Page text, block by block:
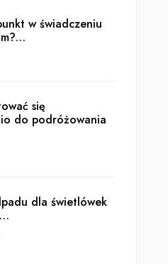
w świadczeniu
się
do podróżowania
dla świetlówek